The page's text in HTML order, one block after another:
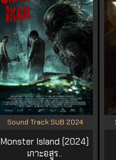
Sound Track SUB 2024
Monster Island (2024)
เกาะอสูร..